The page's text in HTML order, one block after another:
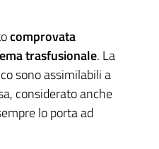
comprovata
trasfusionale. La
sono assimilabili a
considerato anche
lo porta ad